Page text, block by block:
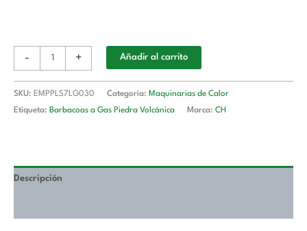
- + Añadir al carrito
SKU: EMPPLS7LG030 Categoría: Maquinarias de Calor
Etiqueta: Barbacoas a Gas Piedra Volcánica Marca: CH
Descripción